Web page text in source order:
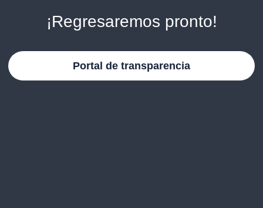
¡Regresaremos pronto!
Portal de transparencia